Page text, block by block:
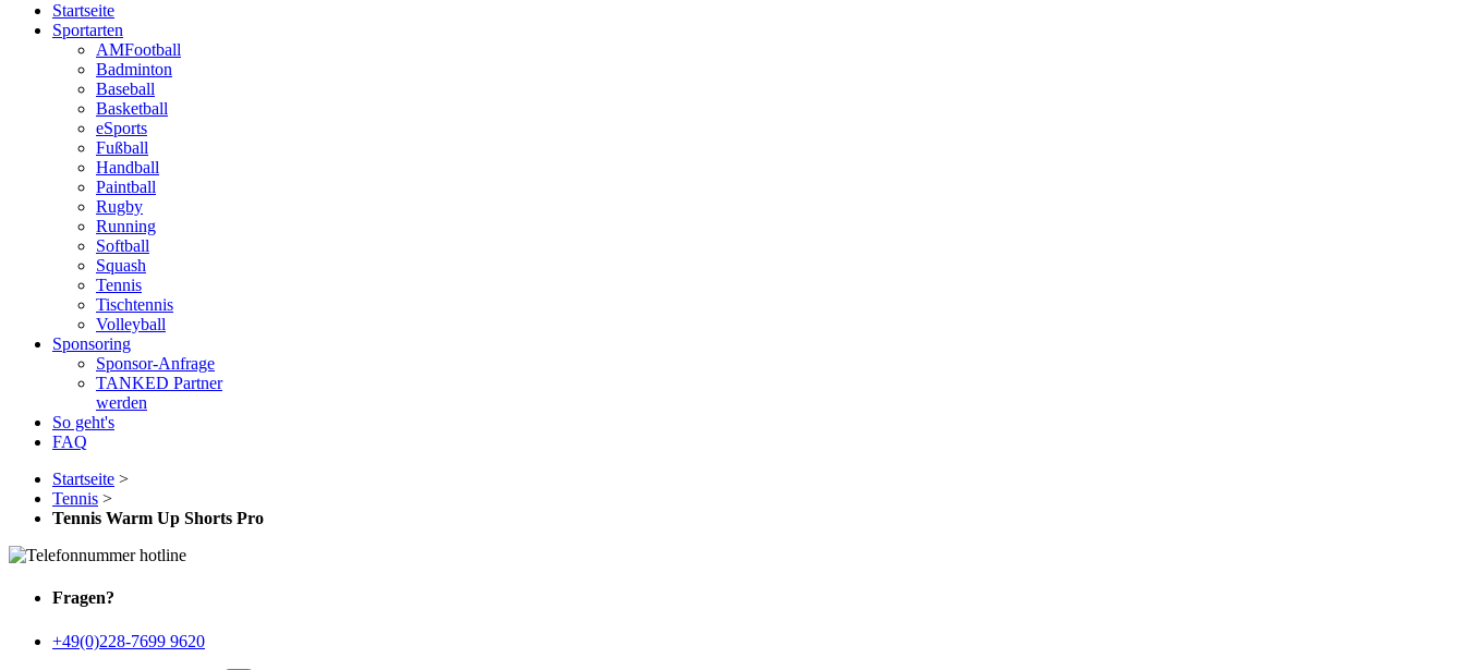
Startseite
Sportarten
AMFootball
Badminton
Baseball
Basketball
eSports
Fußball
Handball
Paintball
Rugby
Running
Softball
Squash
Tennis
Tischtennis
Volleyball
Sponsoring
Sponsor-Anfrage
TANKED Partner
werden
So geht's
FAQ
Startseite >
Tennis >
Tennis Warm Up Shorts Pro
Fragen?
+49(0)228-7699 9620